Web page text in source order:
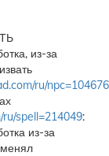
из-за
ru/npc=104676
spell=214049:
из-за